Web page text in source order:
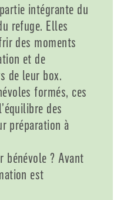
intégrante du
refuge. Elles
des moments
et de
de leur box.
formés, ces
des
préparation à
bénévole ? Avant
est